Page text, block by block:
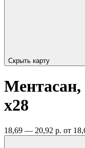
Скрыть карту
Ментасан,
x28
18,69 — 20,92 р. от